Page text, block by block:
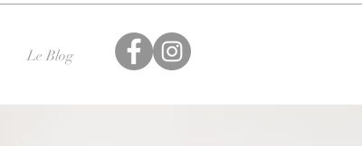
Le Blog